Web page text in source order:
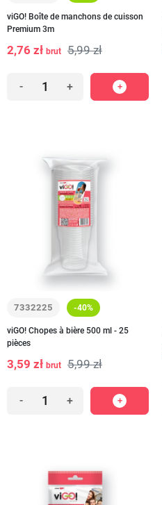
viGO! Boîte de manchons de cuisson
Premium 3m
2,76 zł brut 5,99 zł
- +
7332225 -40%
viGO! Chopes à bière 500 ml - 25
pièces
3,59 zł brut 5,99 zł
- +